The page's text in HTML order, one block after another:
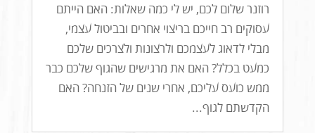
רוזנר שלום לכם, יש לי כמה שאלות: האם הייתם
עסוקים רב חייכם בריצוי אחרים ובביטול עצמי,
מבלי לדאוג לעצמכם ולרצונות ולצרכים שלכם
כמעט בכלל? האם את מרגישים שהגוף שלכם כבר
ממש כועס עליכם, אחרי שנים של הזנחה? האם
הקדשתם לגוף...